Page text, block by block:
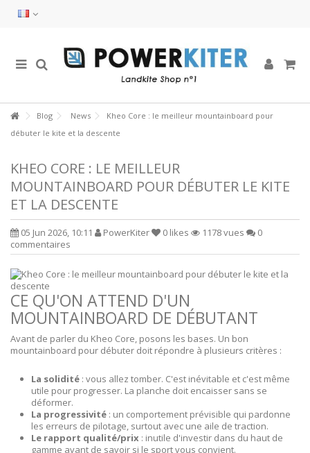
Blog News
Kheo Core : le meilleur mountainboard pour
débuter le kite et la descente
KHEO CORE : LE MEILLEUR
MOUNTAINBOARD POUR DÉBUTER LE KITE
ET LA DESCENTE
05 Jun 2026, 10:11 PowerKiter 0 likes 1178 vues
0
commentaires
CE QU'ON ATTEND D'UN
MOUNTAINBOARD DE DÉBUTANT
Avant de parler du Kheo Core, posons les bases. Un bon
mountainboard pour débuter doit répondre à plusieurs critères :
La solidité : vous allez tomber. C'est inévitable et c'est même
utile pour progresser. La planche doit encaisser sans se
déformer.
La progressivité : un comportement prévisible qui pardonne
les erreurs de pilotage, surtout avec une aile de traction.
Le rapport qualité/prix : inutile d'investir dans du haut de
gamme avant de savoir si le sport vous convient.